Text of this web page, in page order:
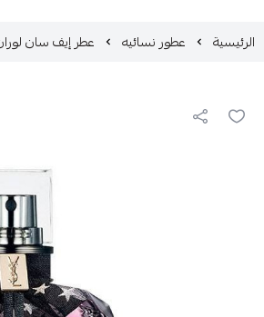
الرئيسية عطور نسائيه عطر إيف سان